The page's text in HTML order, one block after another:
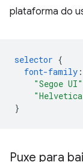
plataforma do
selector {
font-family :
"Segoe UI"
"Helvetica
}
Puxe para